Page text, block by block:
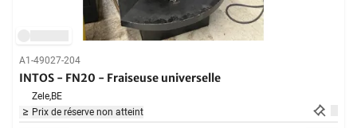
A1-49027-204
INTOS - FN20 - Fraiseuse universelle
Zele,BE
Prix de réserve non atteint